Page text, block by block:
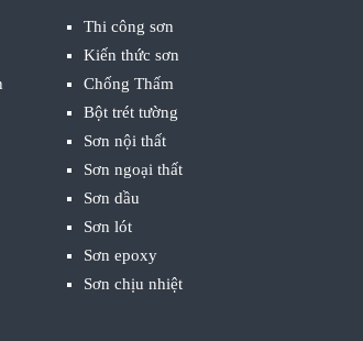
Thi công sơn
Kiến thức sơn
Chống Thấm
Bột trét tường
Sơn nội thất
Sơn ngoại thất
Sơn dầu
Sơn lót
Sơn epoxy
Sơn chịu nhiệt